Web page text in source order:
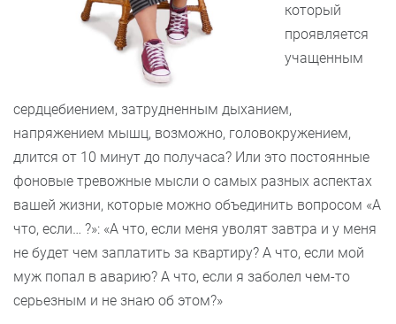
который
проявляется
учащенным
сердцебиением, затрудненным дыханием,
напряжением мышц, возможно, головокружением,
длится от 10 минут до получаса? Или это постоянные
фоновые тревожные мысли о самых разных аспектах
вашей жизни, которые можно объединить вопросом «А
что, если… ?»: «А что, если меня уволят завтра и у меня
не будет чем заплатить за квартиру? А что, если мой
муж попал в аварию? А что, если я заболел чем-то
серьезным и не знаю об этом?»